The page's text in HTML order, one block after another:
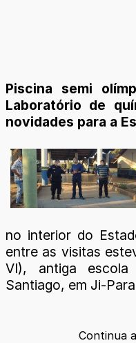
Piscina semi
Laboratório de
novidades para a
no interior do
entre as visitas
VI), antiga
Santiago, em Ji-
Continua